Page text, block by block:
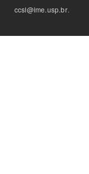
Footer
menu
ccsl@ime.usp.br.